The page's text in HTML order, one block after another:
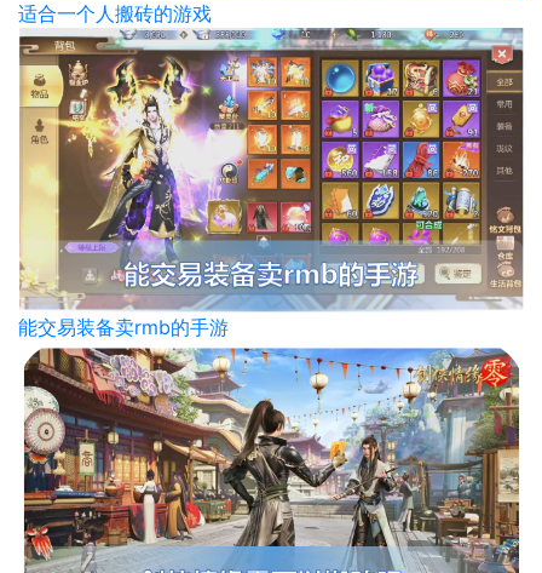
适合一个人搬砖的游戏
能交易装备卖rmb的手游